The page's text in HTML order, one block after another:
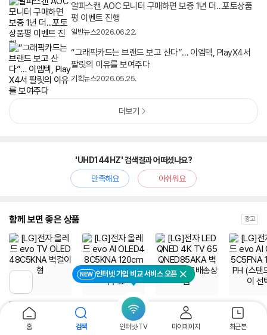
알파스캔 AOC 모니터 구매하면 보증 1년 더…포토상품
평 이벤트 진행
일반뉴스2026.06.22.
“그래픽카드는 브랜드 보고 산다”… 이엠텍, PlayX4서
팔릿의 이유를 보여주다
기획뉴스2026.05.25.
더보기
'UHD144HZ' 검색결과 어떠셨나요?
만족해요
아쉬워요
함께 보면 좋은 상품 광고
[LG]전자 올레드 evo
TV OLED48C5KNA
[LG]전자 올레드 evo
AI OLED48C5KNA
[LG]전자 LED QNED
4K TV 65QNED85
[LG]전자 올
AI
전
이
지
NEW 인터넷 가입 비교 서비스 오픈 닫기
홈 검색 인터넷·TV 마이페이지 최근본